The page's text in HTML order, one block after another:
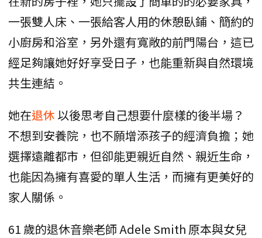
一張雙人床、一張給客人用的休憩臥鋪、簡約的
小廚房和浴室，另外還有寬敞的前門陽台，這已
經足夠讓她好好享受日子，也能重新與自然環境
共生連結。
她在退休 以後思考自己想要什麼樣的後半場？
不想到安養院，也不願增添孩子的經濟負擔；她
選擇遠離都市，但卻能更親近自然、親近生命，
也能因為擁有喜愛的單人生活，而擁有更美好的
家人關係。
61 歲的退休音樂老師 Adele Smith 原本與女兒